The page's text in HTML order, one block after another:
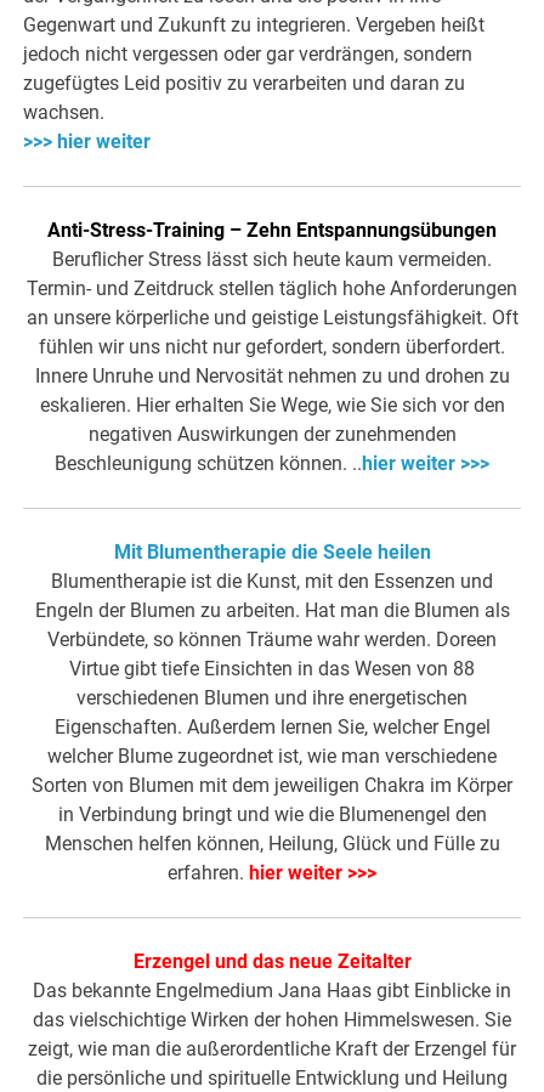
Gegenwart und Zukunft zu integrieren. Vergeben heißt
jedoch nicht vergessen oder gar verdrängen, sondern
zugefügtes Leid positiv zu verarbeiten und daran zu
wachsen.
>>> hier weiter
Anti-Stress-Training – Zehn Entspannungsübungen
Beruflicher Stress lässt sich heute kaum vermeiden.
Termin- und Zeitdruck stellen täglich hohe Anforderungen
an unsere körperliche und geistige Leistungsfähigkeit. Oft
fühlen wir uns nicht nur gefordert, sondern überfordert.
Innere Unruhe und Nervosität nehmen zu und drohen zu
eskalieren. Hier erhalten Sie Wege, wie Sie sich vor den
negativen Auswirkungen der zunehmenden
Beschleunigung schützen können. .. hier weiter >>>
Mit Blumentherapie die Seele heilen
Blumentherapie ist die Kunst, mit den Essenzen und
Engeln der Blumen zu arbeiten. Hat man die Blumen als
Verbündete, so können Träume wahr werden. Doreen
Virtue gibt tiefe Einsichten in das Wesen von 88
verschiedenen Blumen und ihre energetischen
Eigenschaften. Außerdem lernen Sie, welcher Engel
welcher Blume zugeordnet ist, wie man verschiedene
Sorten von Blumen mit dem jeweiligen Chakra im Körper
in Verbindung bringt und wie die Blumenengel den
Menschen helfen können, Heilung, Glück und Fülle zu
erfahren. hier weiter >>>
Erzengel und das neue Zeitalter
Das bekannte Engelmedium Jana Haas gibt Einblicke in
das vielschichtige Wirken der hohen Himmelswesen. Sie
zeigt, wie man die außerordentliche Kraft der Erzengel für
die persönliche und spirituelle Entwicklung und Heilung